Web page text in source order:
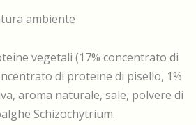
ambiente
vegetali (17% concentrato di
di proteine di pisello, 1%
aroma naturale, sale, polvere di
Schizochytrium.